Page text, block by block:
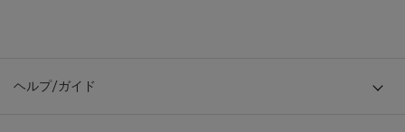
ヘルプ/ガイド